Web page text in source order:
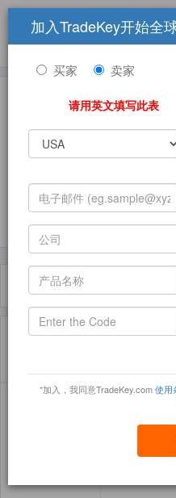
加入TradeKey开始全
买家 卖家
请用英文填写此表
*加入，我同意TradeKey.com使用
销售信息 学习
发
过滤器
主页 Nematicides ( 产